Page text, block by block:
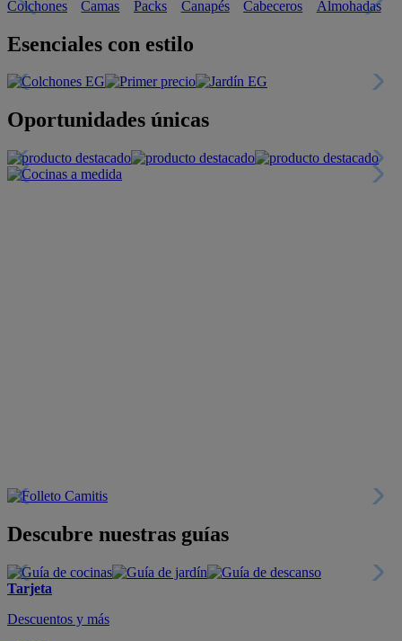
Esenciales con estilo
Oportunidades únicas
Descubre nuestras guías
Tarjeta
Descuentos y más